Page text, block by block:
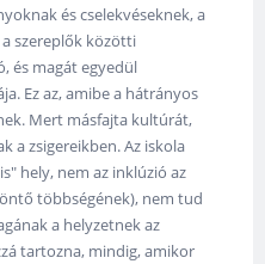
és cselekvéseknek, a
szereplők közötti
és magát egyedül
Ez az, amibe a hátrányos
Mert másfajta kultúrát,
a zsigereikben. Az iskola
hely, nem az inklúzió az
többségének), nem tud
a helyzetnek az
tartozna, mindig, amikor